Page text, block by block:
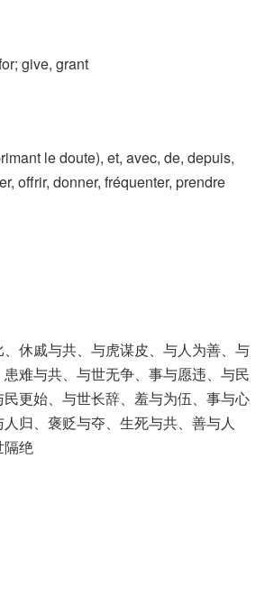
give, grant
le doute)​, et, avec, de, depuis,
offrir, donner, fréquenter, prendre
休戚与共、与虎谋皮、与人为善、与
难与共、与世无争、事与愿违、与民
更始、与世长辞、羞与为伍、事与心
归、褒贬与夺、生死与共、善与人
隔绝